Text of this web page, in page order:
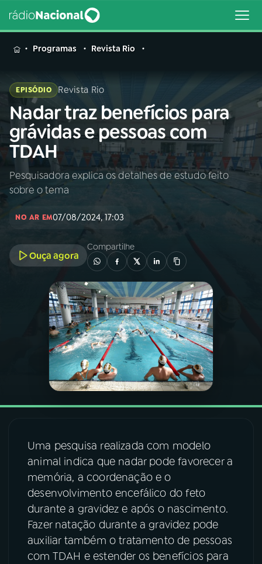
MENU
Buscar
na
Rádio
Nacional
Buscar
AO VIVO
INÍCIO
A RÁDIO
PROGRAMAÇÃO
PROGRAMAS
PODCASTS
06VIDEOCASTS
07ÚLTIMAS
08 FESTIVAL DE MÚSICA
ACOMPANHE A RÁDIO NACIONAL
YouTube Facebook
Programas Revista Rio
EPISÓDIO Revista Rio
Nadar traz benefícios para
grávidas e pessoas com
TDAH
Pesquisadora explica os detalhes de estudo feito
sobre o tema
NO AR EM07/08/2024, 17:03
Ouça agora
Compartilhe
Uma pesquisa realizada com modelo
animal indica que nadar pode favorecer a
memória, a coordenação e o
desenvolvimento encefálico do feto
durante a gravidez e após o nascimento.
Fazer natação durante a gravidez pode
auxiliar também o tratamento de pessoas
com TDAH e estender os benefícios para